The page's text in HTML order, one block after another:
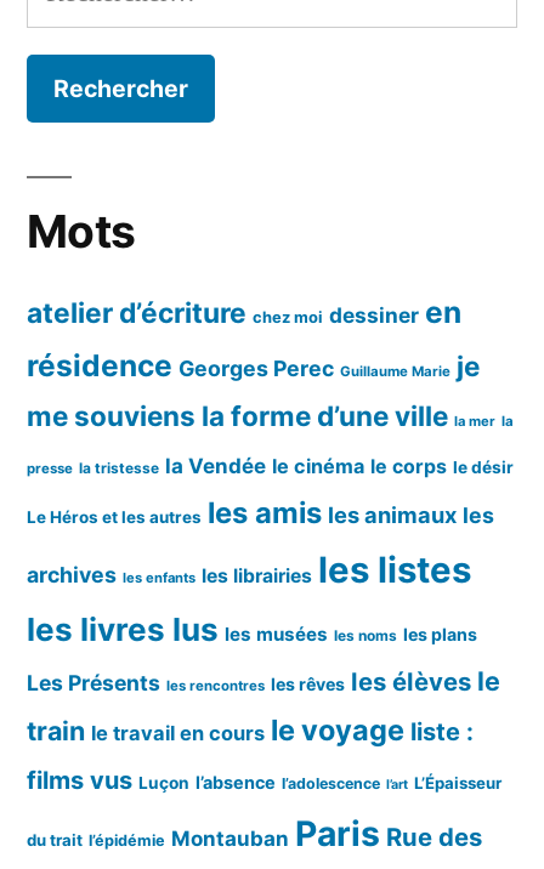
Mots
atelier d’écriture chez moi dessiner en
résidence Georges Perec Guillaume Marie je
me souviens la forme d’une ville la mer la
presse la tristesse la Vendée le cinéma le corps le désir
Le Héros et les autres les amis les animaux les
archives les enfants les librairies les listes
les livres lus les musées les noms les plans
Les Présents les rencontres les rêves les élèves le
train le travail en cours le voyage liste :
films vus Luçon l’absence l’adolescence l’art L’Épaisseur
du trait l’épidémie Montauban Paris Rue des